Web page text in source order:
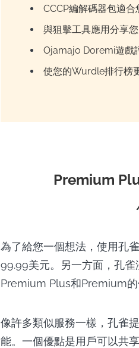
CCCP編解碼器包適合
與狙擊工具應用分享
Ojamajo Doremi遊戲
使您的Wurdle排行榜
Premium
為了給您一個想法，使用孔
99.99美元。另一方面，孔
Premium Plus和Premium的
像許多類似服務一樣，孔雀
能。一個優點是用戶可以共